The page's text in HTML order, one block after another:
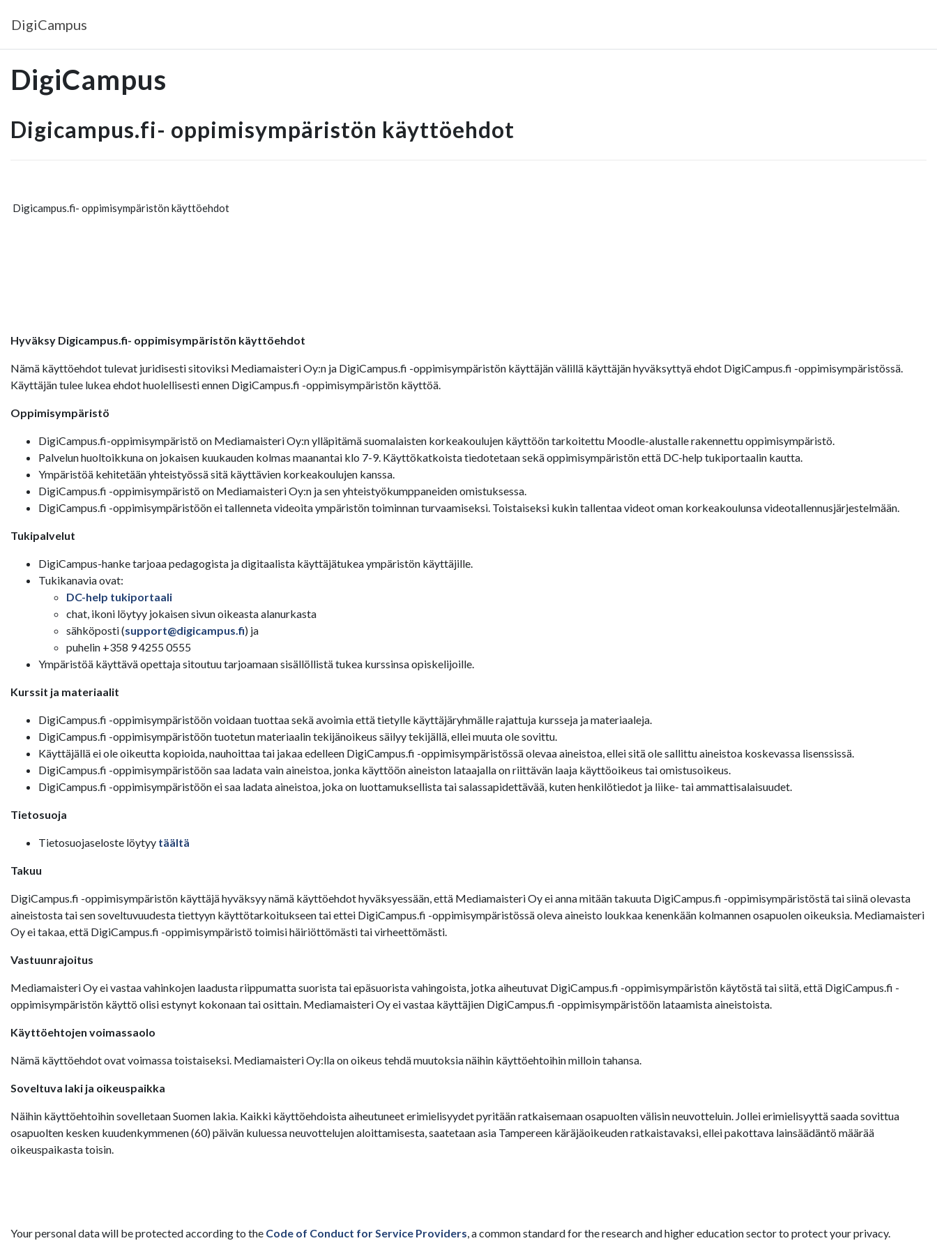
DigiCampus
DigiCampus
Digicampus.fi- oppimisympäristön käyttöehdot
Digicampus.fi- oppimisympäristön käyttöehdot
Hyväksy Digicampus.fi- oppimisympäristön käyttöehdot
Nämä käyttöehdot tulevat juridisesti sitoviksi Mediamaisteri Oy:n ja DigiCampus.fi -oppimisympäristön käyttäjän välillä käyttäjän hyväksyttyä ehdot DigiCampus.fi -oppimisympäristössä.
Käyttäjän tulee lukea ehdot huolellisesti ennen DigiCampus.fi -oppimisympäristön käyttöä.
Oppimisympäristö
DigiCampus.fi-oppimisympäristö on Mediamaisteri Oy:n ylläpitämä suomalaisten korkeakoulujen käyttöön tarkoitettu Moodle-alustalle rakennettu oppimisympäristö.
Palvelun huoltoikkuna on jokaisen kuukauden kolmas maanantai klo 7-9. Käyttökatkoista tiedotetaan sekä oppimisympäristön että DC-help tukiportaalin kautta.
Ympäristöä kehitetään yhteistyössä sitä käyttävien korkeakoulujen kanssa.
DigiCampus.fi -oppimisympäristö on Mediamaisteri Oy:n ja sen yhteistyökumppaneiden omistuksessa.
DigiCampus.fi -oppimisympäristöön ei tallenneta videoita ympäristön toiminnan turvaamiseksi. Toistaiseksi kukin tallentaa videot oman korkeakoulunsa videotallennusjärjestelmään.
Tukipalvelut
DigiCampus-hanke tarjoaa pedagogista ja digitaalista käyttäjätukea ympäristön käyttäjille.
Tukikanavia ovat:
DC-help tukiportaali
chat, ikoni löytyy jokaisen sivun oikeasta alanurkasta
sähköposti (support@digicampus.fi) ja
puhelin +358 9 4255 0555
Ympäristöä käyttävä opettaja sitoutuu tarjoamaan sisällöllistä tukea kurssinsa opiskelijoille.
Kurssit ja materiaalit
DigiCampus.fi -oppimisympäristöön voidaan tuottaa sekä avoimia että tietylle käyttäjäryhmälle rajattuja kursseja ja materiaaleja.
DigiCampus.fi -oppimisympäristöön tuotetun materiaalin tekijänoikeus säilyy tekijällä, ellei muuta ole sovittu.
Käyttäjällä ei ole oikeutta kopioida, nauhoittaa tai jakaa edelleen DigiCampus.fi -oppimisympäristössä olevaa aineistoa, ellei sitä ole sallittu aineistoa koskevassa lisenssissä.
DigiCampus.fi -oppimisympäristöön saa ladata vain aineistoa, jonka käyttöön aineiston lataajalla on riittävän laaja käyttöoikeus tai omistusoikeus.
DigiCampus.fi -oppimisympäristöön ei saa ladata aineistoa, joka on luottamuksellista tai salassapidettävää, kuten henkilötiedot ja liike- tai ammattisalaisuudet.
Tietosuoja
Tietosuojaseloste löytyy täältä
Takuu
DigiCampus.fi -oppimisympäristön käyttäjä hyväksyy nämä käyttöehdot hyväksyessään, että Mediamaisteri Oy ei anna mitään takuuta DigiCampus.fi -oppimisympäristöstä tai siinä olevasta
aineistosta tai sen soveltuvuudesta tiettyyn käyttötarkoitukseen tai ettei DigiCampus.fi -oppimisympäristössä oleva aineisto loukkaa kenenkään kolmannen osapuolen oikeuksia. Mediamaisteri
Oy ei takaa, että DigiCampus.fi -oppimisympäristö toimisi häiriöttömästi tai virheettömästi.
Vastuunrajoitus
Mediamaisteri Oy ei vastaa vahinkojen laadusta riippumatta suorista tai epäsuorista vahingoista, jotka aiheutuvat DigiCampus.fi -oppimisympäristön käytöstä tai siitä, että DigiCampus.fi -
oppimisympäristön käyttö olisi estynyt kokonaan tai osittain. Mediamaisteri Oy ei vastaa käyttäjien DigiCampus.fi -oppimisympäristöön lataamista aineistoista.
Käyttöehtojen voimassaolo
Nämä käyttöehdot ovat voimassa toistaiseksi. Mediamaisteri Oy:lla on oikeus tehdä muutoksia näihin käyttöehtoihin milloin tahansa.
Soveltuva laki ja oikeuspaikka
Näihin käyttöehtoihin sovelletaan Suomen lakia. Kaikki käyttöehdoista aiheutuneet erimielisyydet pyritään ratkaisemaan osapuolten välisin neuvotteluin. Jollei erimielisyyttä saada sovittua
osapuolten kesken kuudenkymmenen (60) päivän kuluessa neuvottelujen aloittamisesta, saatetaan asia Tampereen käräjäoikeuden ratkaistavaksi, ellei pakottava lainsäädäntö määrää
oikeuspaikasta toisin.
Your personal data will be protected according to the Code of Conduct for Service Providers, a common standard for the research and higher education sector to protect your privacy.